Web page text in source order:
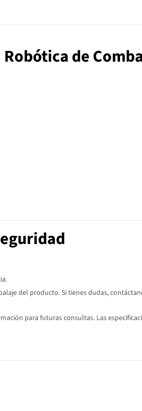
de
del producto. Si tienes dudas,
para futuras consultas. Las